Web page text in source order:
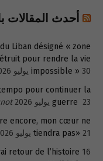
أحدث المقالات
Liban désigné « zone
pour rendre la vie
impossible » 30 يوليو 2026
pour continuer la
guerre 23 يوليو 2026
encore, mon cœur ne
tiendra pas» 21 يوليو 2026
retour de l’histoire 16 يوليو 2026